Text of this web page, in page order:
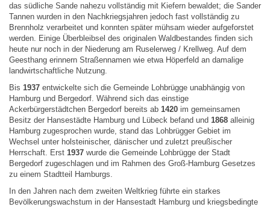
das südliche Sande nahezu vollständig mit Kiefern bewaldet; die Sander
Tannen wurden in den Nachkriegsjahren jedoch fast vollständig zu
Brennholz verarbeitet und konnten später mühsam wieder aufgeforstet
werden. Einige Überbleibsel des originalen Waldbestandes finden sich
heute nur noch in der Niederung am Ruselerweg / Krellweg. Auf dem
Geesthang erinnern Straßennamen wie etwa Höperfeld an damalige
landwirtschaftliche Nutzung.
Bis 1937 entwickelte sich die Gemeinde Lohbrügge unabhängig von
Hamburg und Bergedorf. Während sich das einstige
Ackerbürgerstädtchen Bergedorf bereits ab 1420 im gemeinsamen
Besitz der Hansestädte Hamburg und Lübeck befand und 1868 alleinig
Hamburg zugesprochen wurde, stand das Lohbrügger Gebiet im
Wechsel unter holsteinischer, dänischer und zuletzt preußischer
Herrschaft. Erst 1937 wurde die Gemeinde Lohbrügge der Stadt
Bergedorf zugeschlagen und im Rahmen des Groß-Hamburg Gesetzes
zu einem Stadtteil Hamburgs.
In den Jahren nach dem zweiten Weltkrieg führte ein starkes
Bevölkerungswachstum in der Hansestadt Hamburg und kriegsbedingte